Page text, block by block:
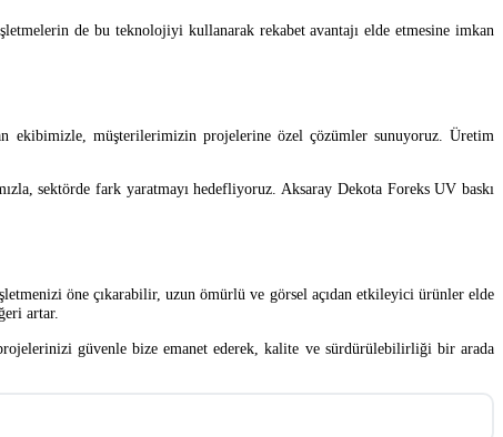
de bu teknolojiyi kullanarak rekabet avantajı elde etmesine imkan
ekibimizle, müşterilerimizin projelerine özel çözümler sunuyoruz. Üretim
sektörde fark yaratmayı hedefliyoruz. Aksaray Dekota Foreks UV baskı
öne çıkarabilir, uzun ömürlü ve görsel açıdan etkileyici ürünler elde
artar.
güvenle bize emanet ederek, kalite ve sürdürülebilirliği bir arada